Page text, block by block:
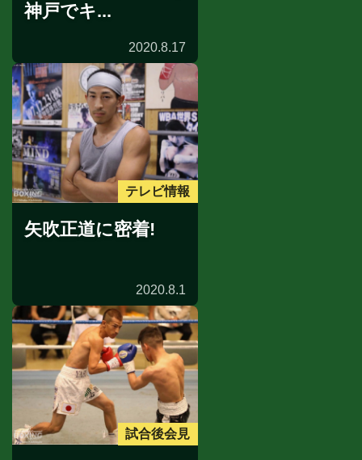
神戸でキ...
2020.8.17
テレビ情報
矢吹正道に密着!
2020.8.1
試合後会見